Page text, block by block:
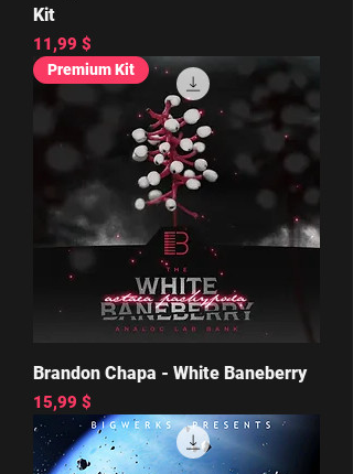
Kit
Цена
11,99 $
Premium Kit
Brandon Chapa - White Baneberry
Цена
15,99 $